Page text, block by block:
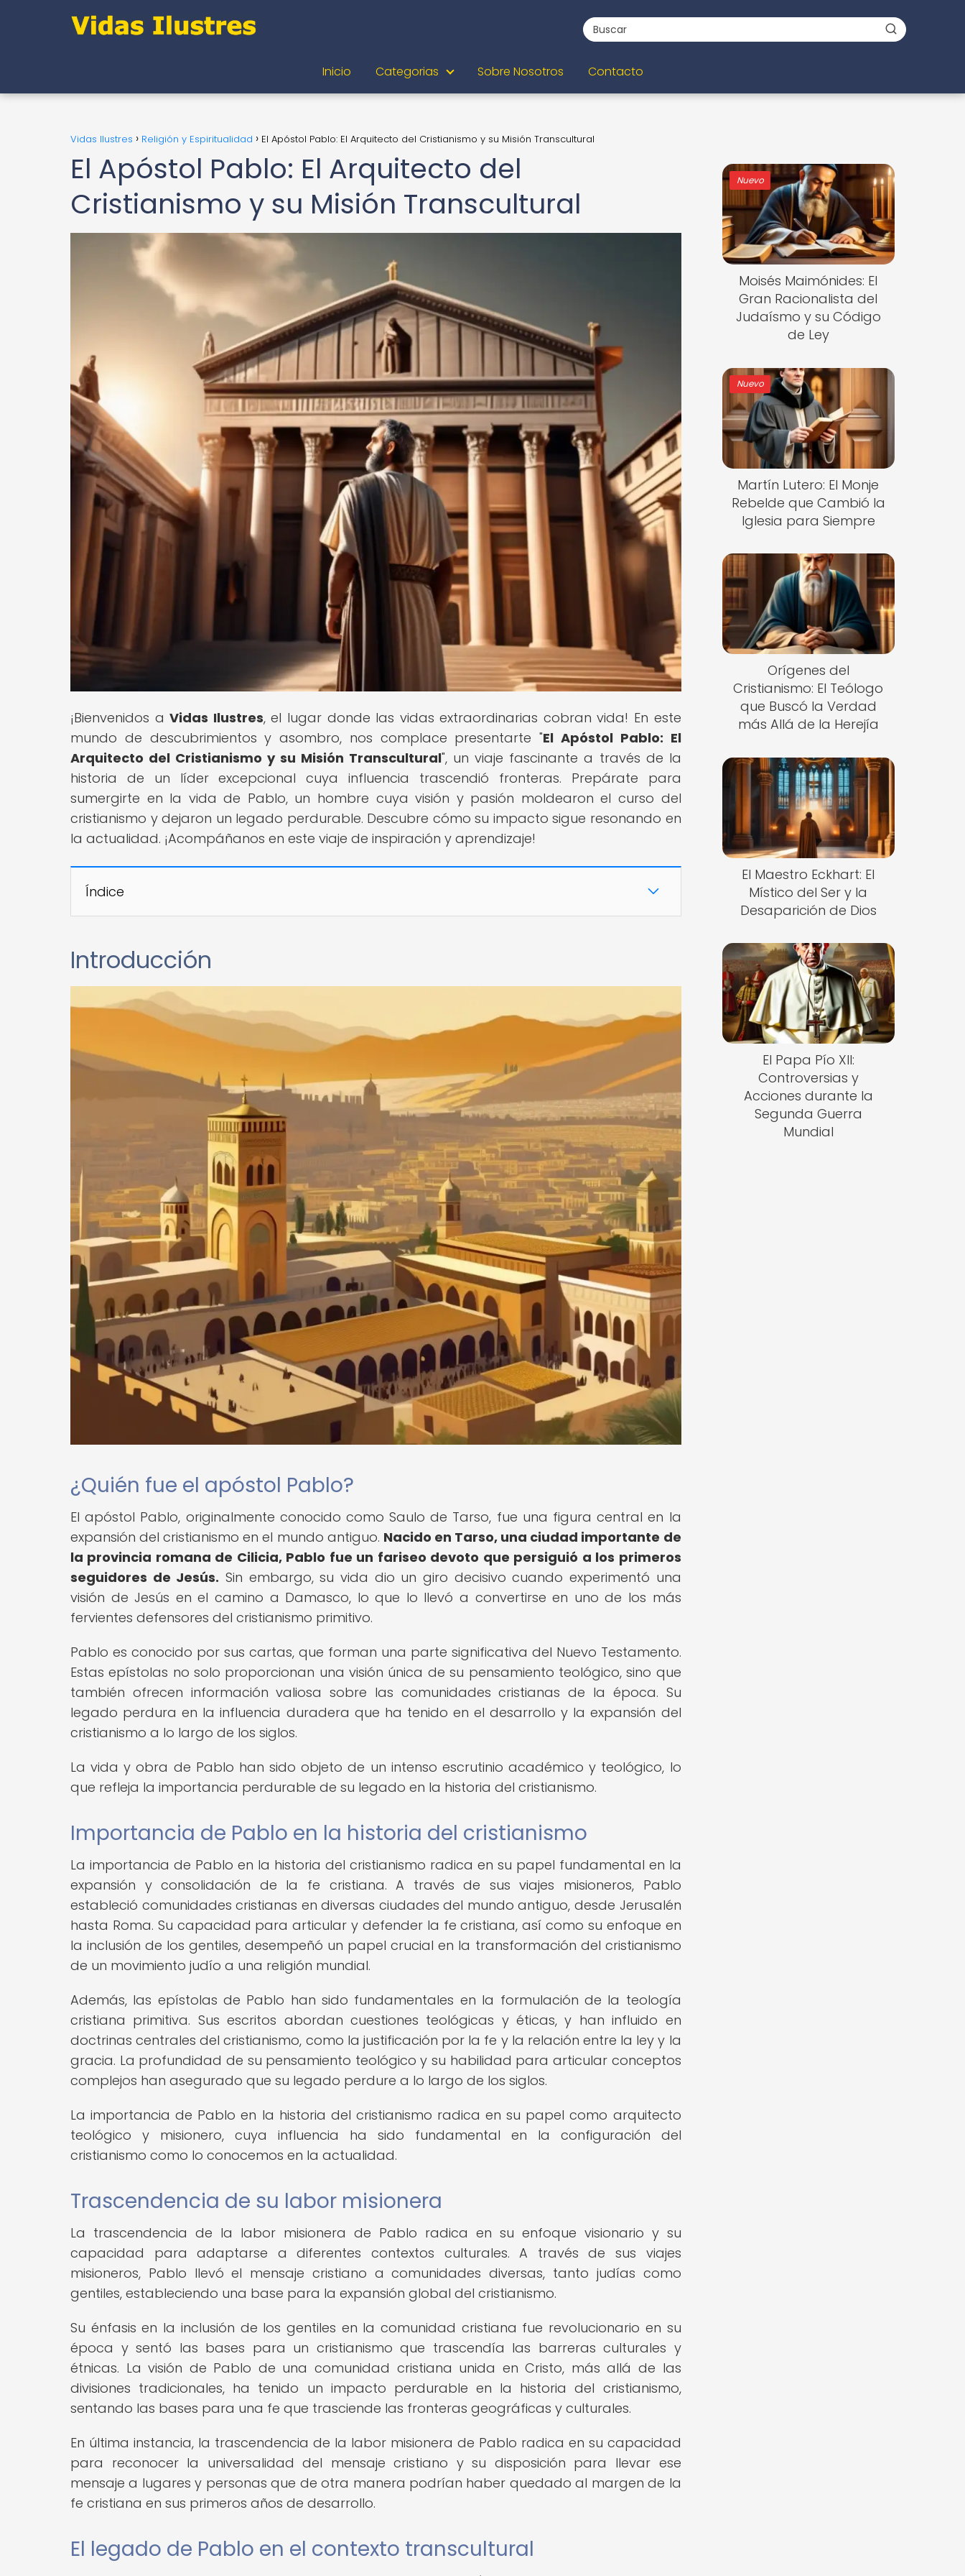
Inicio Categorias Sobre Nosotros Contacto
Vidas Ilustres Religión y Espiritualidad El Apóstol Pablo: El Arquitecto del Cristianismo y su Misión Transcultural
El Apóstol Pablo: El Arquitecto del
Cristianismo y su Misión Transcultural
¡Bienvenidos aVidas Ilustres, el lugar donde las vidas extraordinarias cobran vida! En este
mundo de descubrimientos y asombro, nos complace presentarte "El Apóstol Pablo: El
Arquitecto del Cristianismo y su Misión Transcultural", un viaje fascinante a través de la
historia de un líder excepcional cuya influencia trascendió fronteras. Prepárate para
sumergirte en la vida de Pablo, un hombre cuya visión y pasión moldearon el curso del
cristianismo y dejaron un legado perdurable. Descubre cómo su impacto sigue resonando en
la actualidad. ¡Acompáñanos en este viaje de inspiración y aprendizaje!
Índice
Introducción
¿Quién fue el apóstol Pablo?
El apóstol Pablo, originalmente conocido como Saulo de Tarso, fue una figura central en la
expansión del cristianismo en el mundo antiguo. Nacido en Tarso, una ciudad importante de
la provincia romana de Cilicia, Pablo fue un fariseo devoto que persiguió a los primeros
seguidores de Jesús. Sin embargo, su vida dio un giro decisivo cuando experimentó una
visión de Jesús en el camino a Damasco, lo que lo llevó a convertirse en uno de los más
fervientes defensores del cristianismo primitivo.
Pablo es conocido por sus cartas, que forman una parte significativa del Nuevo Testamento.
Estas epístolas no solo proporcionan una visión única de su pensamiento teológico, sino que
también ofrecen información valiosa sobre las comunidades cristianas de la época. Su
legado perdura en la influencia duradera que ha tenido en el desarrollo y la expansión del
cristianismo a lo largo de los siglos.
La vida y obra de Pablo han sido objeto de un intenso escrutinio académico y teológico, lo
que refleja la importancia perdurable de su legado en la historia del cristianismo.
Importancia de Pablo en la historia del cristianismo
La importancia de Pablo en la historia del cristianismo radica en su papel fundamental en la
expansión y consolidación de la fe cristiana. A través de sus viajes misioneros, Pablo
estableció comunidades cristianas en diversas ciudades del mundo antiguo, desde Jerusalén
hasta Roma. Su capacidad para articular y defender la fe cristiana, así como su enfoque en
la inclusión de los gentiles, desempeñó un papel crucial en la transformación del cristianismo
de un movimiento judío a una religión mundial.
Además, las epístolas de Pablo han sido fundamentales en la formulación de la teología
cristiana primitiva. Sus escritos abordan cuestiones teológicas y éticas, y han influido en
doctrinas centrales del cristianismo, como la justificación por la fe y la relación entre la ley y la
gracia. La profundidad de su pensamiento teológico y su habilidad para articular conceptos
complejos han asegurado que su legado perdure a lo largo de los siglos.
La importancia de Pablo en la historia del cristianismo radica en su papel como arquitecto
teológico y misionero, cuya influencia ha sido fundamental en la configuración del
cristianismo como lo conocemos en la actualidad.
Trascendencia de su labor misionera
La trascendencia de la labor misionera de Pablo radica en su enfoque visionario y su
capacidad para adaptarse a diferentes contextos culturales. A través de sus viajes
misioneros, Pablo llevó el mensaje cristiano a comunidades diversas, tanto judías como
gentiles, estableciendo una base para la expansión global del cristianismo.
Su énfasis en la inclusión de los gentiles en la comunidad cristiana fue revolucionario en su
época y sentó las bases para un cristianismo que trascendía las barreras culturales y
étnicas. La visión de Pablo de una comunidad cristiana unida en Cristo, más allá de las
divisiones tradicionales, ha tenido un impacto perdurable en la historia del cristianismo,
sentando las bases para una fe que trasciende las fronteras geográficas y culturales.
En última instancia, la trascendencia de la labor misionera de Pablo radica en su capacidad
para reconocer la universalidad del mensaje cristiano y su disposición para llevar ese
mensaje a lugares y personas que de otra manera podrían haber quedado al margen de la
fe cristiana en sus primeros años de desarrollo.
El legado de Pablo en el contexto transcultural
Nuevo
Moisés Maimónides: El
Gran Racionalista del
Judaísmo y su Código
de Ley
Nuevo
Martín Lutero: El Monje
Rebelde que Cambió la
Iglesia para Siempre
Orígenes del
Cristianismo: El Teólogo
que Buscó la Verdad
más Allá de la Herejía
El Maestro Eckhart: El
Místico del Ser y la
Desaparición de Dios
El Papa Pío XII:
Controversias y
Acciones durante la
Segunda Guerra
Mundial